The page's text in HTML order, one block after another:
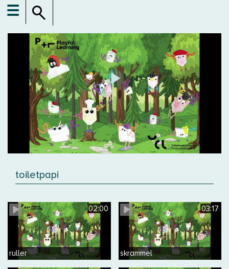
☰
toiletpapi
02:00
ruller
03:17
skrammel